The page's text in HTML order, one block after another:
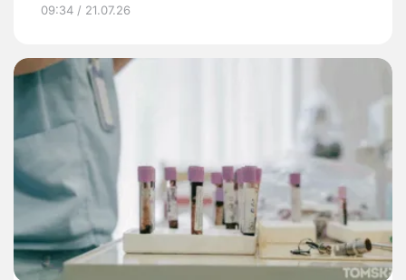
09:34 / 21.07.26